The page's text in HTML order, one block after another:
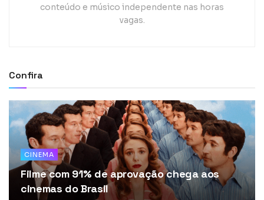
conteúdo e músico independente nas horas
vagas.
Confira
CINEMA
Filme com 91% de aprovação chega aos
cinemas do Brasil